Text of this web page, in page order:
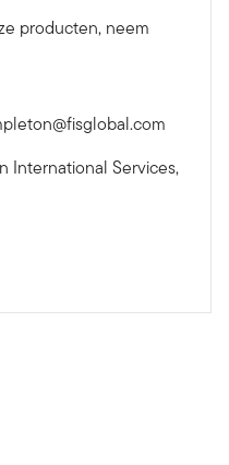
producten, neem
International Services,